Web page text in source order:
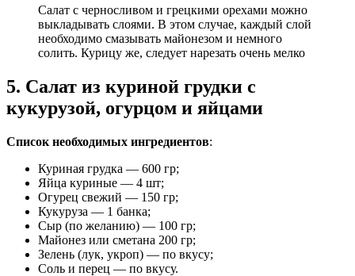
Салат с черносливом и грецкими орехами можно
выкладывать слоями. В этом случае, каждый слой
необходимо смазывать майонезом и немного
солить. Курицу же, следует нарезать очень мелко
5. Салат из куриной грудки с
кукурузой, огурцом и яйцами
Список необходимых ингредиентов:
Куриная грудка — 600 гр;
Яйца куриные — 4 шт;
Огурец свежий — 150 гр;
Кукуруза — 1 банка;
Сыр (по желанию) — 100 гр;
Майонез или сметана 200 гр;
Зелень (лук, укроп) — по вкусу;
Соль и перец — по вкусу.